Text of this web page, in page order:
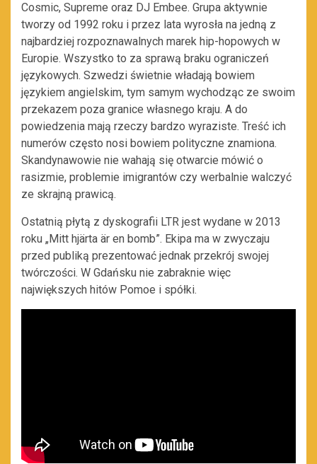
Cosmic, Supreme oraz DJ Embee. Grupa aktywnie
tworzy od 1992 roku i przez lata wyrosła na jedną z
najbardziej rozpoznawalnych marek hip-hopowych w
Europie. Wszystko to za sprawą braku ograniczeń
językowych. Szwedzi świetnie władają bowiem
językiem angielskim, tym samym wychodząc ze swoim
przekazem poza granice własnego kraju. A do
powiedzenia mają rzeczy bardzo wyraziste. Treść ich
numerów często nosi bowiem polityczne znamiona.
Skandynawowie nie wahają się otwarcie mówić o
rasizmie, problemie imigrantów czy werbalnie walczyć
ze skrajną prawicą.
Ostatnią płytą z dyskografii LTR jest wydane w 2013
roku „Mitt hjärta är en bomb”. Ekipa ma w zwyczaju
przed publiką prezentować jednak przekrój swojej
twórczości. W Gdańsku nie zabraknie więc
największych hitów Pomoe i spółki.